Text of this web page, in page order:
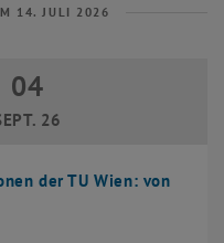
14. JULI 2026
der TU Wien: von
2026 bis 04 September 2026
04
26